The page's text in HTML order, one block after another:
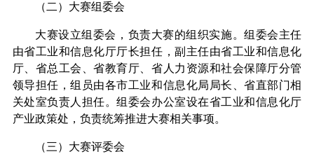
（二）大赛组委会
大赛设立组委会，负责大赛的组织实施。组委会主任
由省工业和信息化厅厅长担任，副主任由省工业和信息化
厅、省总工会、省教育厅、省人力资源和社会保障厅分管
领导担任，组员由各市工业和信息化局局长、省直部门相
关处室负责人担任。组委会办公室设在省工业和信息化厅
产业政策处，负责统筹推进大赛相关事项。
（三）大赛评委会